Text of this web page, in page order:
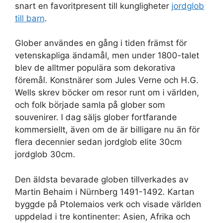
snart en favoritpresent till kungligheter jordglob
till barn.
Glober användes en gång i tiden främst för
vetenskapliga ändamål, men under 1800-talet
blev de alltmer populära som dekorativa
föremål. Konstnärer som Jules Verne och H.G.
Wells skrev böcker om resor runt om i världen,
och folk började samla på glober som
souvenirer. I dag säljs glober fortfarande
kommersiellt, även om de är billigare nu än för
flera decennier sedan jordglob elite 30cm
jordglob 30cm.
Den äldsta bevarade globen tillverkades av
Martin Behaim i Nürnberg 1491-1492. Kartan
byggde på Ptolemaios verk och visade världen
uppdelad i tre kontinenter: Asien, Afrika och